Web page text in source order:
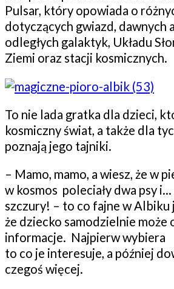
Pulsar, który opowiada o
dotyczących gwiazd, dawnych
odległych galaktyk, Układu
Ziemi oraz stacji kosmicznych.
To nie lada gratka dla dzieci,
kosmiczny świat, a także dla
poznają jego tajniki.
– Mamo, mamo, a wiesz, że w
w kosmos poleciały dwa psy i…
szczury! – to co fajne w Albiku
że dziecko samodzielnie może
informacje. Najpierw wybiera
to co je interesuje, a później
czegoś więcej.